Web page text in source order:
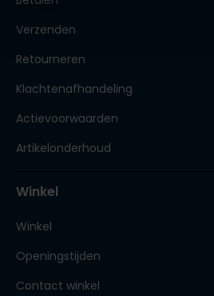
Verzenden
Retourneren
Klachtenafhandeling
Actievoorwaarden
Artikelonderhoud
Winkel
Winkel
Openingstijden
Contact winkel